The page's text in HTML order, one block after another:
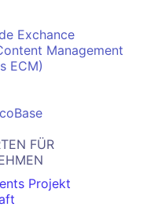
Exchance
Management
ECM)
FÜR
Projekt